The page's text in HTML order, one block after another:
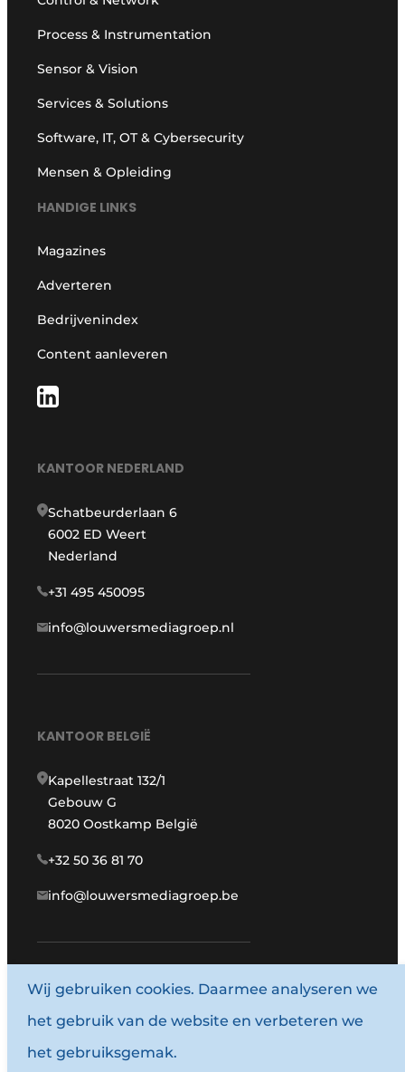
Process & Instrumentation
Sensor & Vision
Services & Solutions
Software, IT, OT & Cybersecurity
Mensen & Opleiding
HANDIGE LINKS
Magazines
Adverteren
Bedrijvenindex
Content aanleveren
KANTOOR NEDERLAND
Schatbeurderlaan 6
6002 ED Weert
Nederland
+31 495 450095
info@louwersmediagroep.nl
KANTOOR BELGIË
Kapellestraat 132/1
Gebouw G
8020 Oostkamp België
+32 50 36 81 70
info@louwersmediagroep.be
www.louwersmediagroep.com
© 1987 - 2026 Louwersmediagroep.
Algemene voorwaarden
Wij gebruiken cookies. Daarmee analyseren we
het gebruik van de website en verbeteren we
het gebruiksgemak.